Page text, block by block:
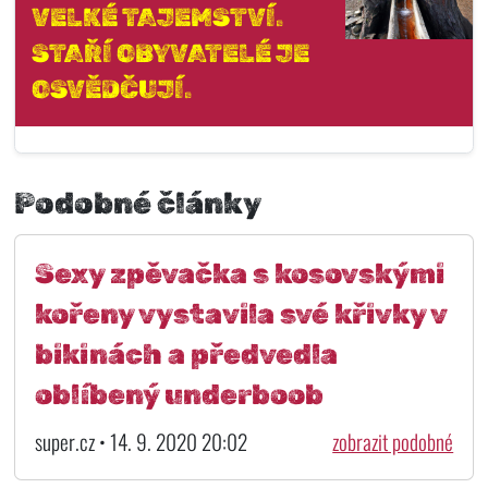
VELKÉ TAJEMSTVÍ.
STAŘÍ OBYVATELÉ JE
OSVĚDČUJÍ.
Podobné články
Sexy zpěvačka s kosovskými
kořeny vystavila své křivky v
bikinách a předvedla
oblíbený underboob
super.cz • 14. 9. 2020 20:02 zobrazit podobné